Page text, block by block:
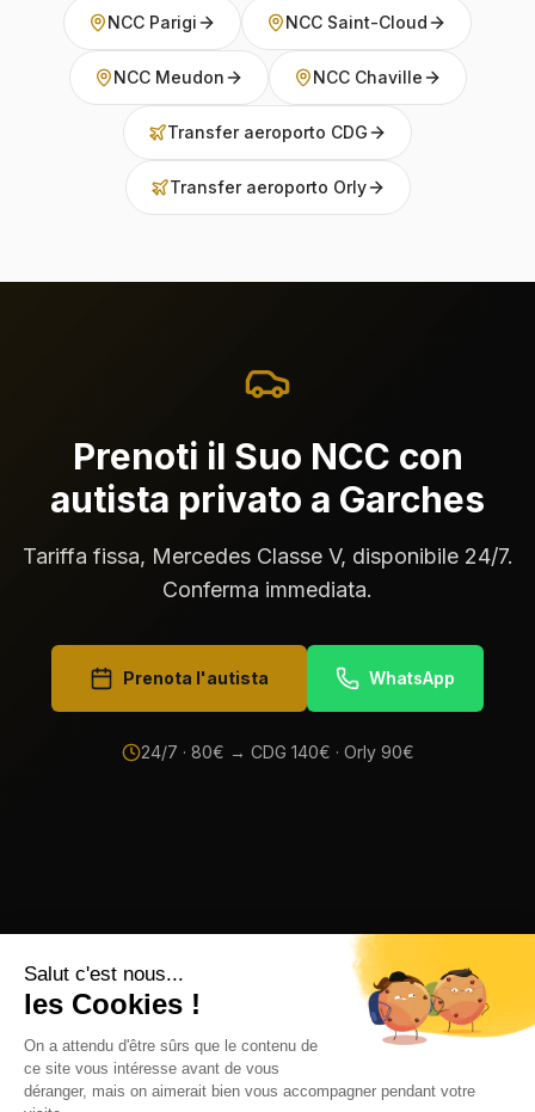
NCC Parigi NCC Saint-Cloud
NCC Meudon NCC Chaville
Transfer aeroporto CDG
Transfer aeroporto Orly
Prenoti il Suo NCC con
autista privato a Garches
Tariffa fissa, Mercedes Classe V, disponibile 24/7.
Conferma immediata.
Prenota l'autista WhatsApp
24/7 · 80€ → CDG 140€ · Orly 90€